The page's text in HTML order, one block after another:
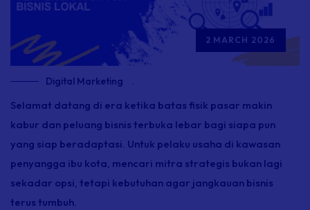
2 MARCH 2026
Digital Marketing .
Selamat datang di era ketika batas fisik pasar makin
kabur dan peluang bisnis terbuka lebar bagi siapa pun
yang siap beradaptasi. Untuk pelaku usaha di kawasan
penyangga ibu kota, mencari mitra strategis bukan lagi
sekadar opsi, tetapi kebutuhan agar jangkauan bisnis
terus tumbuh.